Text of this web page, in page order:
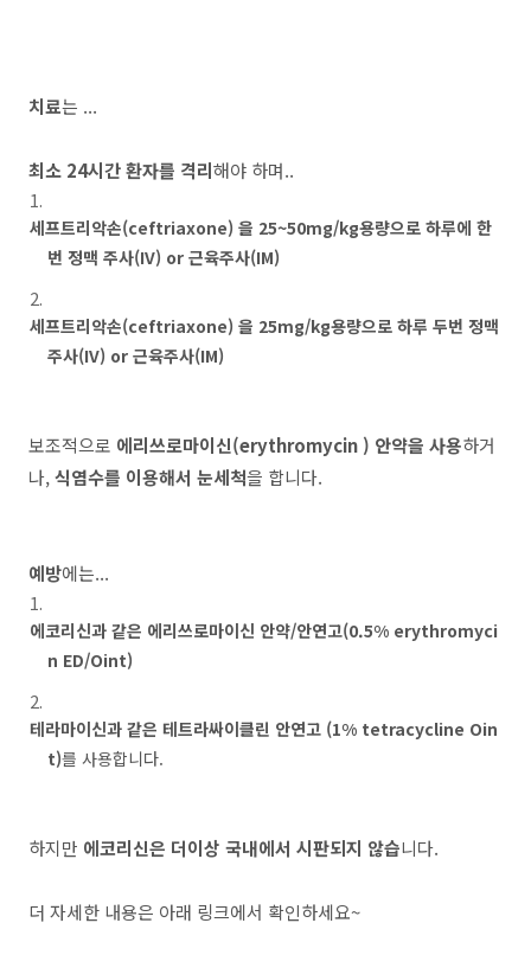
치료는 ...
최소 24시간 환자를 격리해야 하며..
세프트리악손(ceftriaxone) 을 25~50mg/kg용량으로 하루에 한
번 정맥 주사(IV) or 근육주사(IM)
세프트리악손(ceftriaxone) 을 25mg/kg용량으로 하루 두번 정맥
주사(IV) or 근육주사(IM)
보조적으로 에리쓰로마이신(erythromycin ) 안약을 사용하거
나,식염수를 이용해서 눈세척을 합니다.
예방에는...
에코리신과 같은 에리쓰로마이신 안약/안연고(0.5% erythromyci
n ED/Oint)
테라마이신과 같은 테트라싸이클린 안연고 (1% tetracycline Oin
t)를 사용합니다.
하지만 에코리신은 더이상 국내에서 시판되지 않습니다.
더 자세한 내용은 아래 링크에서 확인하세요~